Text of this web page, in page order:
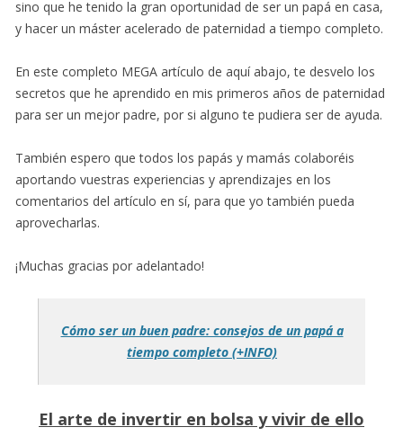
sino que he tenido la gran oportunidad de ser un papá en casa,
y hacer un máster acelerado de paternidad a tiempo completo.
En este completo MEGA artículo de aquí abajo, te desvelo los
secretos que he aprendido en mis primeros años de paternidad
para ser un mejor padre, por si alguno te pudiera ser de ayuda.
También espero que todos los papás y mamás colaboréis
aportando vuestras experiencias y aprendizajes en los
comentarios del artículo en sí, para que yo también pueda
aprovecharlas.
¡Muchas gracias por adelantado!
Cómo ser un buen padre: consejos de un papá a
tiempo completo (+INFO)
El arte de invertir en bolsa y vivir de ello